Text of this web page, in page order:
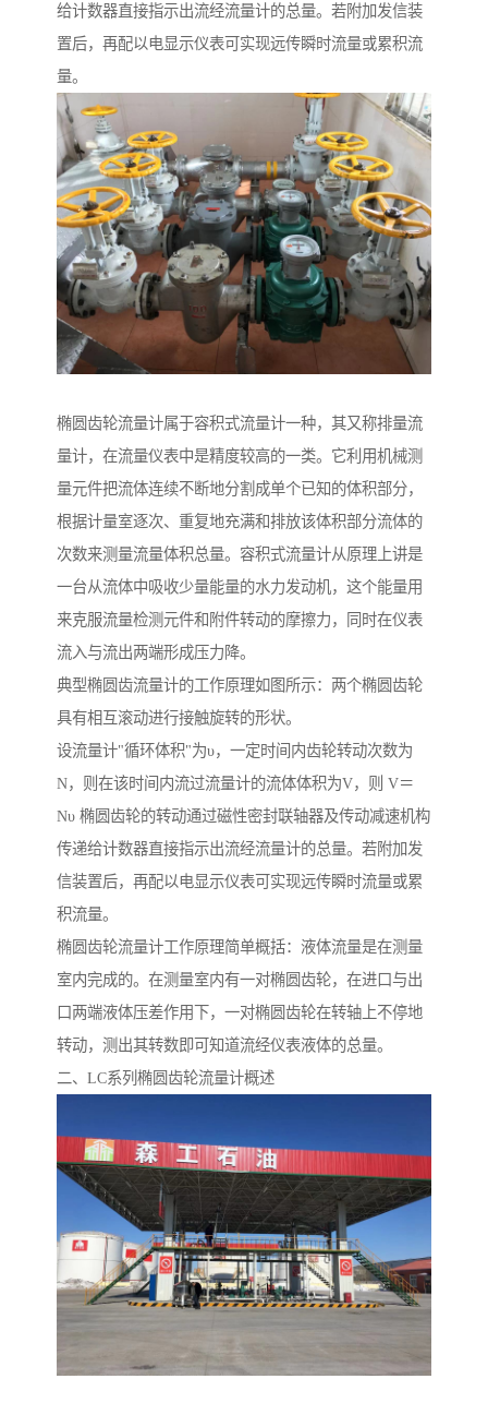
给计数器直接指示出流经流量计的总量。若附加发信装
置后，再配以电显示仪表可实现远传瞬时流量或累积流
量。
椭圆齿轮流量计属于容积式流量计一种，其又称排量流
量计，在流量仪表中是精度较高的一类。它利用机械测
量元件把流体连续不断地分割成单个已知的体积部分，
根据计量室逐次、重复地充满和排放该体积部分流体的
次数来测量流量体积总量。容积式流量计从原理上讲是
一台从流体中吸收少量能量的水力发动机，这个能量用
来克服流量检测元件和附件转动的摩擦力，同时在仪表
流入与流出两端形成压力降。
典型椭圆齿流量计的工作原理如图所示：两个椭圆齿轮
具有相互滚动进行接触旋转的形状。
设流量计"循环体积"为υ，一定时间内齿轮转动次数为
N，则在该时间内流过流量计的流体体积为V，则 V＝
Nυ 椭圆齿轮的转动通过磁性密封联轴器及传动减速机构
传递给计数器直接指示出流经流量计的总量。若附加发
信装置后，再配以电显示仪表可实现远传瞬时流量或累
积流量。
椭圆齿轮流量计工作原理简单概括：液体流量是在测量
室内完成的。在测量室内有一对椭圆齿轮，在进口与出
口两端液体压差作用下，一对椭圆齿轮在转轴上不停地
转动，测出其转数即可知道流经仪表液体的总量。
二、LC系列椭圆齿轮流量计概述